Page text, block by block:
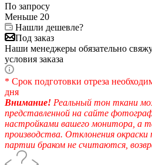
По запросу
Меньше 20
Нашли дешевле?
Под заказ
Наши менеджеры обязательно
условия заказа
* Срок подготовки отреза
дня
Внимание! Реальный тон ткани
представленной на сайте
настройками вашего монитора, а
производства. Отклонения
партии браком не считаются,